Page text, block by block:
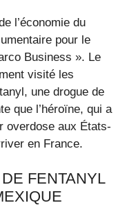
l’économie du
pour le
Business ». Le
visité les
une drogue de
que l’héroïne, qui a
overdose aux États-
en France.
FENTANYL